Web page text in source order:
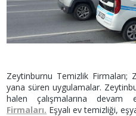
Zeytinburnu Temizlik Firmaları;
yana süren uygulamalar.
halen çalışmalarına devam
Firmaları. Eşyalı ev temizliği,